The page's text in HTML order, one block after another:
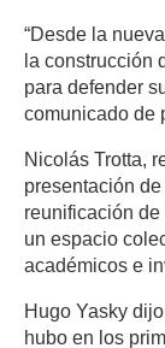
“Desde la
la construcción
para defender
comunicado de
Nicolás Trotta,
presentación
reunificación
un espacio
académicos e
Hugo Yasky
hubo en los